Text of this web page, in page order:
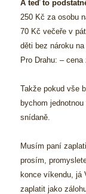
A teď to
250 Kč za osobu
70 Kč večeře v
děti bez nároku
Pro Drahu: –
Takže pokud vše
bychom
snídaně.
Musím paní
prosím,
konce víkendu, já
zaplatit jako